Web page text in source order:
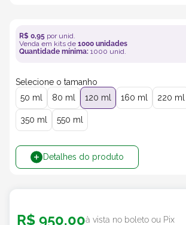
R$ 0,95 por unid.
Venda em kits de 1000 unidades
Quantidade mínima: 1000 unid.
Selecione o tamanho
50 ml
80 ml 120 ml 160 ml 220 ml
350 ml 550 ml
Detalhes do produto
R$ 950,00à vista no boleto ou Pix
9º bebidas